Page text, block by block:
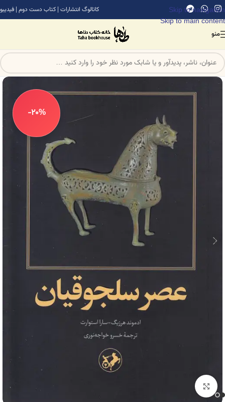
Skip to navigation
Skip to main content
کاتالوگ انتشارات | کتاب دست دوم | فیدیبو
منو
-20%
برای بزرگنمایی کلیک کنید